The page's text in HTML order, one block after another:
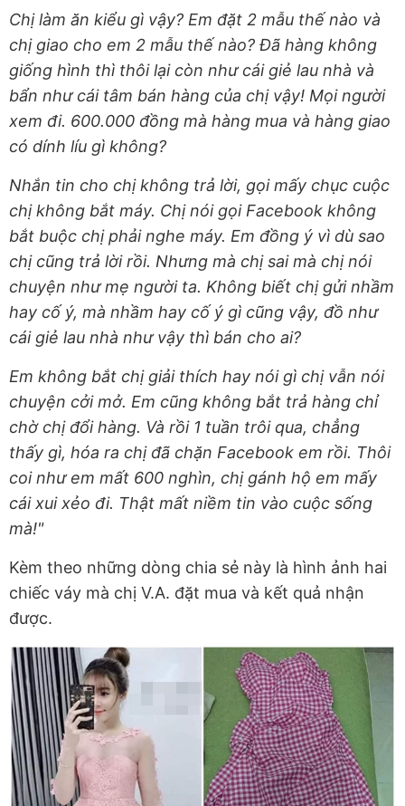
Chị làm ăn kiểu gì vậy? Em đặt 2 mẫu thế nào và
chị giao cho em 2 mẫu thế nào? Đã hàng không
giống hình thì thôi lại còn như cái giẻ lau nhà và
bẩn như cái tâm bán hàng của chị vậy! Mọi người
xem đi. 600.000 đồng mà hàng mua và hàng giao
có dính líu gì không?
Nhắn tin cho chị không trả lời, gọi mấy chục cuộc
chị không bắt máy. Chị nói gọi Facebook không
bắt buộc chị phải nghe máy. Em đồng ý vì dù sao
chị cũng trả lời rồi. Nhưng mà chị sai mà chị nói
chuyện như mẹ người ta. Không biết chị gửi nhầm
hay cố ý, mà nhầm hay cố ý gì cũng vậy, đồ như
cái giẻ lau nhà như vậy thì bán cho ai?
Em không bắt chị giải thích hay nói gì chị vẫn nói
chuyện cởi mở. Em cũng không bắt trả hàng chỉ
chờ chị đổi hàng. Và rồi 1 tuần trôi qua, chẳng
thấy gì, hóa ra chị đã chặn Facebook em rồi. Thôi
coi như em mất 600 nghìn, chị gánh hộ em mấy
cái xui xẻo đi. Thật mất niềm tin vào cuộc sống
mà!"
Kèm theo những dòng chia sẻ này là hình ảnh hai
chiếc váy mà chị V.A. đặt mua và kết quả nhận
được.